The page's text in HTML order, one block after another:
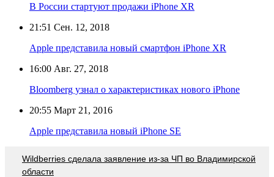
В России стартуют продажи iPhone XR
21:51 Сен. 12, 2018
Apple представила новый смартфон iPhone XR
16:00 Авг. 27, 2018
Bloomberg узнал о характеристиках нового iPhone
20:55 Март 21, 2016
Apple представила новый iPhone SE
Wildberries cделала заявление из-за ЧП во Владимирской
области